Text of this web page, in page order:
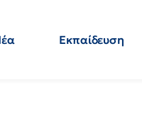
Εκπαίδευση